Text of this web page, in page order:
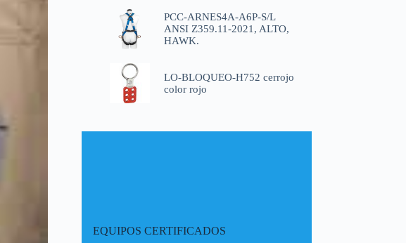
PCC-ARNES4A-A6P-S/L
ANSI Z359.11-2021, ALTO,
HAWK.
LO-BLOQUEO-H752 cerrojo
color rojo
EQUIPOS CERTIFICADOS